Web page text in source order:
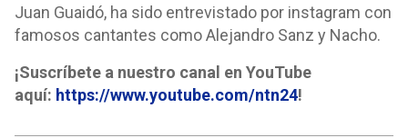
Juan Guaidó, ha sido entrevistado por instagram con
famosos cantantes como Alejandro Sanz y Nacho.
¡Suscríbete a nuestro canal en YouTube
aquí: https://www.youtube.com/ntn24!